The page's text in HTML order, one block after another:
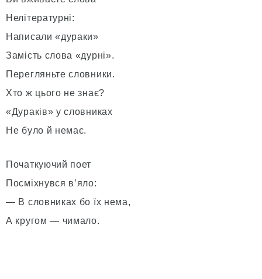
Нелітературні:
Написали «дураки»
Замість слова «дурні».
Перегляньте словники.
Хто ж цього не знає?
«Дураків» у словниках
Не було й немає.
Початкуючий поет
Посміхнувся в’яло:
— В словниках бо їх нема,
А кругом — чимало.